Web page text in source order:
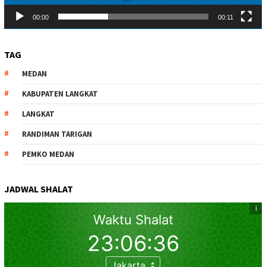
00:00 00:11
TAG
MEDAN
KABUPATEN LANGKAT
LANGKAT
RANDIMAN TARIGAN
PEMKO MEDAN
JADWAL SHALAT